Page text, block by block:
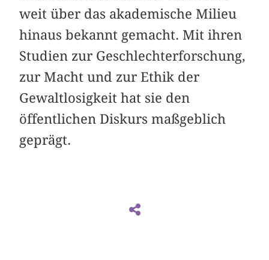
weit über das akademische Milieu
hinaus bekannt gemacht. Mit ihren
Studien zur Geschlechterforschung,
zur Macht und zur Ethik der
Gewaltlosigkeit hat sie den
öffentlichen Diskurs maßgeblich
geprägt.